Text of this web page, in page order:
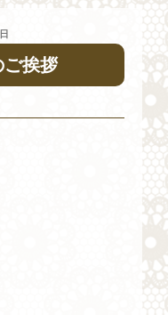
ご挨拶